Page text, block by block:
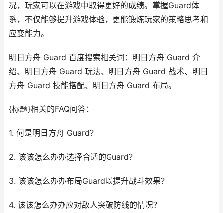
况，玩家可以在游戏中取得更好的成绩。掌握Guard体
系，不仅能够提升游戏体验，更能锻炼玩家的策略思考和
应变能力。
明日方舟 Guard 百度搜索相关词：明日方舟 Guard 介
绍、明日方舟 Guard 玩法、明日方舟 Guard 战术、明日
方舟 Guard 技能搭配、明日方舟 Guard 布局。
{标题}相关的FAQ问答：
1. 何是明日方舟 Guard？
2. 该该怎么办办选择合适的Guard？
3. 该该怎么办办布局Guard以提升战斗效果？
4. 该该怎么办办应对敌人突破防线的情况？